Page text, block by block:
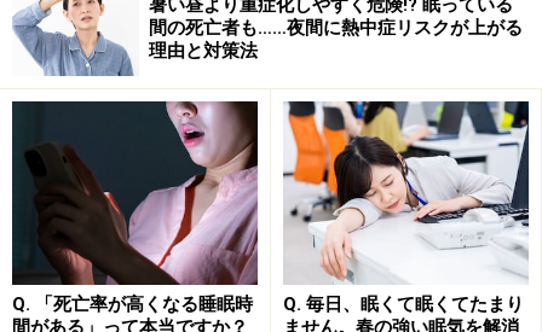
支援物資が入っていた普通のダンボール箱で簡単に作る
ことができるので、ぜひ試してみてください。自分だけ
の空間を確保した安心感から、眠りの質が改善します。
避難所にも「我が家」を…狭いスペースで
も「自分の空間」を作る
暑い昼より重症化しやすく危険!? 眠っている
間の死亡者も……夜間に熱中症リスクが上がる
理由と対策法
Q. 「死亡率が高くなる睡眠時
間がある」って本当ですか？
Q. 毎日、眠くて眠くてたまり
ません。春の強い眠気を解消